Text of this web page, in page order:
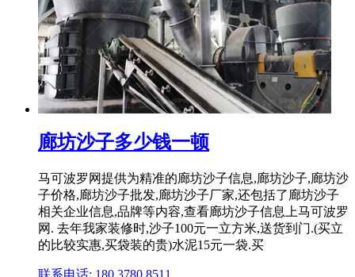
廊坊沙子多少钱一顿
马可波罗网提供为精准的廊坊沙子信息,廊坊沙子,廊坊沙
子价格,廊坊沙子批发,廊坊沙子厂家,还包括了廊坊沙子
相关企业信息,品牌等内容,查看廊坊沙子信息上马可波罗
网. 去年我家装修时,沙子100元一立方米,送货到门.(买立
的比较实惠,买袋装的贵)水泥15元一袋.买
联系电话: 180 3780 8511